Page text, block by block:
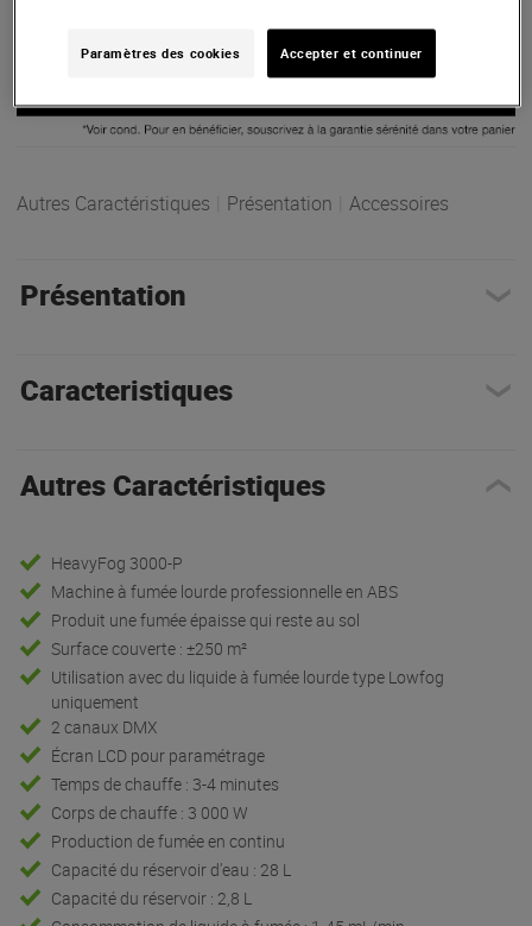
Autres Caractéristiques Présentation Accessoires
Présentation
Caracteristiques
Autres Caractéristiques
HeavyFog 3000-P
Machine à fumée lourde professionnelle en ABS
Produit une fumée épaisse qui reste au sol
Surface couverte : ±250 m²
Utilisation avec du liquide à fumée lourde type Lowfog
uniquement
2 canaux DMX
Écran LCD pour paramétrage
Temps de chauffe : 3-4 minutes
Corps de chauffe : 3 000 W
Production de fumée en continu
Capacité du réservoir d’eau : 28 L
Capacité du réservoir : 2,8 L
Paramètres des cookies Accepter et continuer